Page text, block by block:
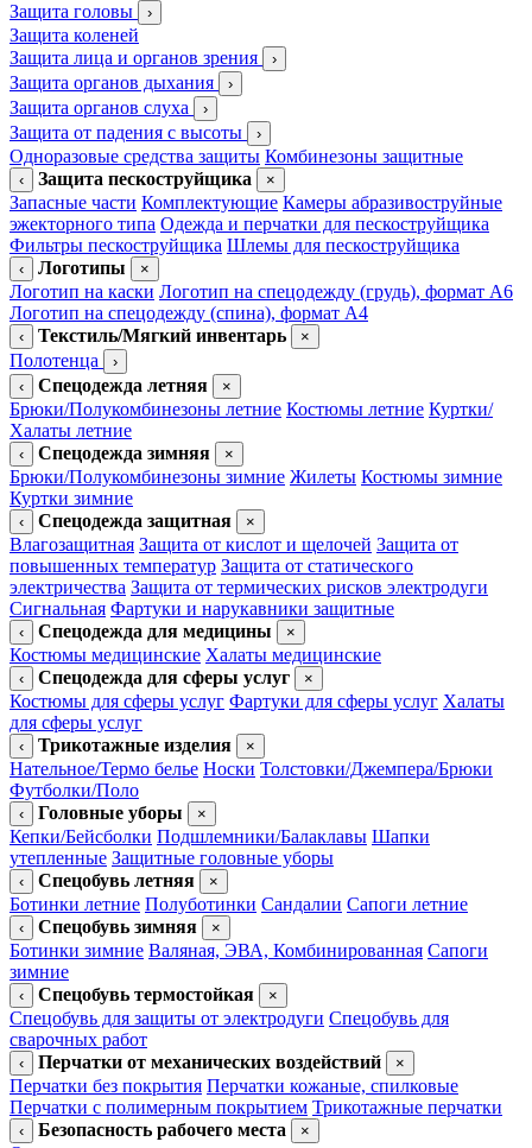
Защита головы
›
Защита коленей
Защита лица и органов зрения
›
Защита органов дыхания ›
Защита органов слуха ›
Защита от падения с высоты ›
Одноразовые средства защиты Комбинезоны защитные
‹ Защита пескоструйщика ×
Запасные части Комплектующие Камеры абразивоструйные
эжекторного типа Одежда и перчатки для пескоструйщика
Фильтры пескоструйщика Шлемы для пескоструйщика
‹ Логотипы ×
Логотип на каски Логотип на спецодежду (грудь), формат А6
Логотип на спецодежду (спина), формат А4
‹ Текстиль/Мягкий инвентарь ×
Полотенца
›
‹
Спецодежда летняя ×
Брюки/Полукомбинезоны летние Костюмы летние Куртки/
Халаты летние
‹ Спецодежда зимняя ×
Брюки/Полукомбинезоны зимние Жилеты Костюмы зимние
Куртки зимние
‹ Спецодежда защитная ×
Влагозащитная Защита от кислот и щелочей Защита от
повышенных температур Защита от статического
электричества Защита от термических рисков электродуги
Сигнальная Фартуки и нарукавники защитные
‹ Спецодежда для медицины ×
Костюмы медицинские Халаты медицинские
‹ Спецодежда для сферы услуг ×
Костюмы для сферы услуг Фартуки для сферы услуг Халаты
для сферы услуг
‹ Трикотажные изделия ×
Нательное/Термо белье Носки Толстовки/Джемпера/Брюки
Футболки/Поло
‹ Головные уборы ×
Кепки/Бейсболки Подшлемники/Балаклавы Шапки
утепленные Защитные головные уборы
‹ Спецобувь летняя ×
Ботинки летние Полуботинки Сандалии Сапоги летние
‹ Спецобувь зимняя ×
Ботинки зимние Валяная, ЭВА, Комбинированная Сапоги
зимние
‹ Спецобувь термостойкая ×
Спецобувь для защиты от электродуги Спецобувь для
сварочных работ
‹ Перчатки от механических воздействий ×
Перчатки без покрытия Перчатки кожаные, спилковые
Перчатки с полимерным покрытием Трикотажные перчатки
‹ Безопасность рабочего места ×